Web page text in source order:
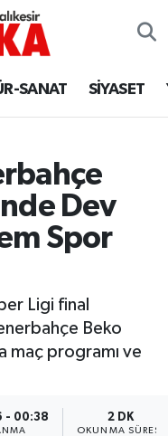
SANAT SİYASET
Dev
Spor
Ligi final
Beko
maç programı ve
- 00:38 2 DK
OKUNMA SÜRESI
Fikstür